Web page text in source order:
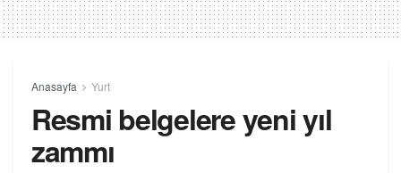
Anasayfa Yurt
Resmi belgelere yeni yıl
zammı